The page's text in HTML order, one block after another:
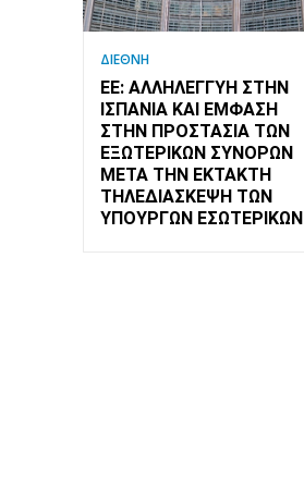
ΔΙΕΘΝΗ
ΕΕ: ΑΛΛΗΛΕΓΓΎΗ ΣΤΗΝ
ΙΣΠΑΝΊΑ ΚΑΙ ΈΜΦΑΣΗ
ΣΤΗΝ ΠΡΟΣΤΑΣΊΑ ΤΩΝ
ΕΞΩΤΕΡΙΚΏΝ ΣΥΝΌΡΩΝ
ΜΕΤΆ ΤΗΝ ΈΚΤΑΚΤΗ
ΤΗΛΕΔΙΆΣΚΕΨΗ ΤΩΝ
ΥΠΟΥΡΓΏΝ ΕΣΩΤΕΡΙΚΏΝ